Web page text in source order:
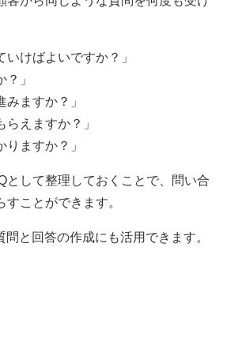
いけばよいですか？」
？」
みますか？」
らえますか？」
りますか？」
として整理しておくことで、問い合
ことができます。
と回答の作成にも活用できます。